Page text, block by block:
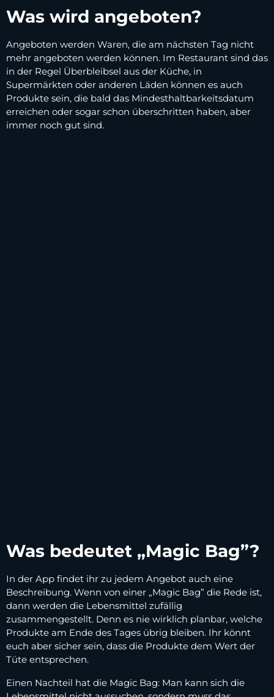
Was wird angeboten?
Angeboten werden Waren, die am nächsten Tag nicht
mehr angeboten werden können. Im Restaurant sind das
in der Regel Überbleibsel aus der Küche, in
Supermärkten oder anderen Läden können es auch
Produkte sein, die bald das Mindesthaltbarkeitsdatum
erreichen oder sogar schon überschritten haben, aber
immer noch gut sind.
Was bedeutet „Magic Bag”?
In der App findet ihr zu jedem Angebot auch eine
Beschreibung. Wenn von einer „Magic Bag” die Rede ist,
dann werden die Lebensmittel zufällig
zusammengestellt. Denn es nie wirklich planbar, welche
Produkte am Ende des Tages übrig bleiben. Ihr könnt
euch aber sicher sein, dass die Produkte dem Wert der
Tüte entsprechen.
Einen Nachteil hat die Magic Bag: Man kann sich die